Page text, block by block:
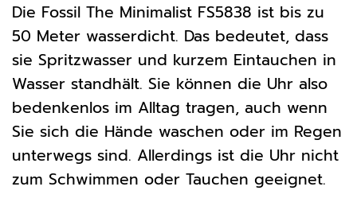
Die Fossil The Minimalist FS5838 ist bis zu
50 Meter wasserdicht. Das bedeutet, dass
sie Spritzwasser und kurzem Eintauchen in
Wasser standhält. Sie können die Uhr also
bedenkenlos im Alltag tragen, auch wenn
Sie sich die Hände waschen oder im Regen
unterwegs sind. Allerdings ist die Uhr nicht
zum Schwimmen oder Tauchen geeignet.